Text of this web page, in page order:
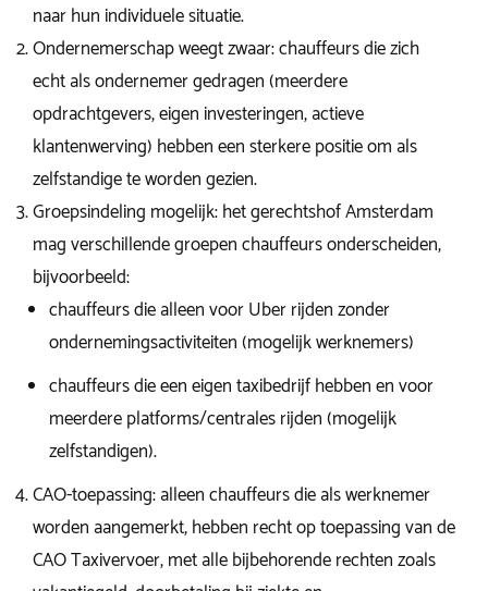
naar hun individuele situatie.
Ondernemerschap weegt zwaar: chauffeurs die zich
echt als ondernemer gedragen (meerdere
opdrachtgevers, eigen investeringen, actieve
klantenwerving) hebben een sterkere positie om als
zelfstandige te worden gezien.
Groepsindeling mogelijk: het gerechtshof Amsterdam
mag verschillende groepen chauffeurs onderscheiden,
bijvoorbeeld:
chauffeurs die alleen voor Uber rijden zonder
ondernemingsactiviteiten (mogelijk werknemers)
chauffeurs die een eigen taxibedrijf hebben en voor
meerdere platforms/centrales rijden (mogelijk
zelfstandigen).
CAO-toepassing: alleen chauffeurs die als werknemer
worden aangemerkt, hebben recht op toepassing van de
CAO Taxivervoer, met alle bijbehorende rechten zoals